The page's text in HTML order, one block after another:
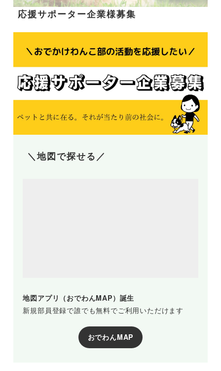
応援サポーター企業様募集
＼地図で探せる／
地図アプリ（おでわんMAP）誕生
新規部員登録で誰でも無料でご利用いただけます
おでわんMAP